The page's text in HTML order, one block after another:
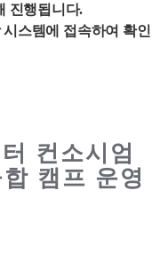
진행됩니다.
스템에 접속하여 확인
컨소시엄
캠프 운영